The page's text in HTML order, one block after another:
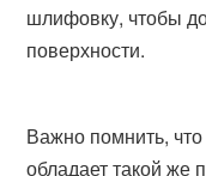
шлифовку, чтобы
поверхности.
Важно помнить,
обладает такой же